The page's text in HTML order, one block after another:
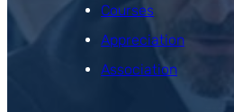
Courses
Appreciation
Association